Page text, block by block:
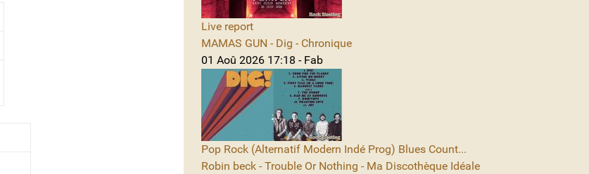
Live report
MAMAS GUN - Dig - Chronique
01 Aoû 2026 17:18 - Fab
Pop Rock (Alternatif Modern Indé Prog) Blues Count...
Robin beck - Trouble Or Nothing - Ma Discothèque Idéale